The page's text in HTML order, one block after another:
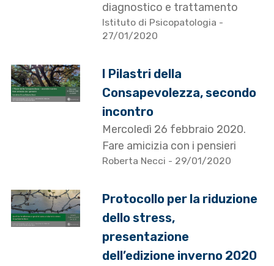
diagnostico e trattamento
Istituto di Psicopatologia -
27/01/2020
I Pilastri della
Consapevolezza, secondo
incontro
Mercoledì 26 febbraio 2020.
Fare amicizia con i pensieri
Roberta Necci - 29/01/2020
Protocollo per la riduzione
dello stress,
presentazione
dell’edizione inverno 2020